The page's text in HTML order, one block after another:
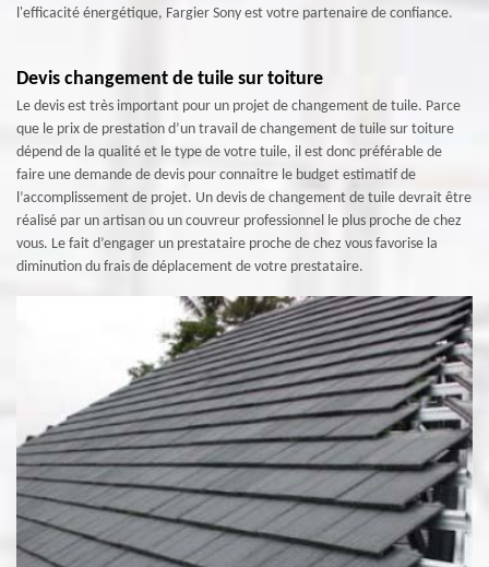
l'efficacité énergétique, Fargier Sony est votre partenaire de confiance.
Devis changement de tuile sur toiture
Le devis est très important pour un projet de changement de tuile. Parce
que le prix de prestation d’un travail de changement de tuile sur toiture
dépend de la qualité et le type de votre tuile, il est donc préférable de
faire une demande de devis pour connaitre le budget estimatif de
l’accomplissement de projet. Un devis de changement de tuile devrait être
réalisé par un artisan ou un couvreur professionnel le plus proche de chez
vous. Le fait d’engager un prestataire proche de chez vous favorise la
diminution du frais de déplacement de votre prestataire.